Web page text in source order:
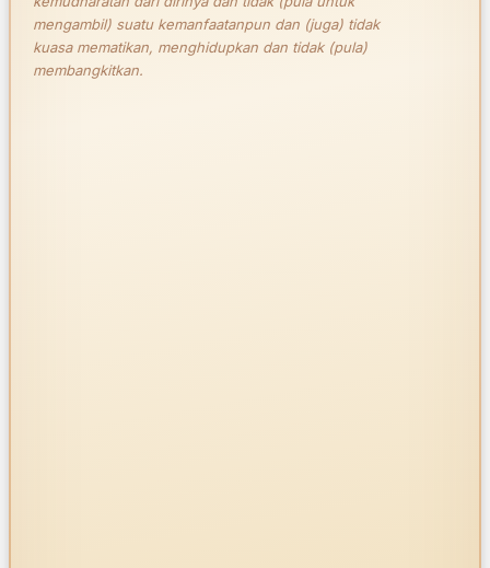
mengambil) suatu kemanfaatanpun dan (juga) tidak
kuasa mematikan, menghidupkan dan tidak (pula)
membangkitkan.